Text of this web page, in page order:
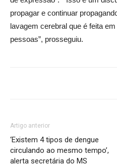
propagar e continuar
lavagem cerebral que é feita
pessoas”, prosseguiu.
Artigo anterior
‘Existem 4 tipos de dengue
circulando ao mesmo tempo’,
alerta secretária do MS